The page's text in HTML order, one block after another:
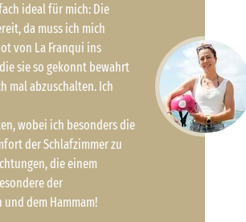
ideal für mich: Die
da muss ich mich
von La Franqui ins
sie so gekonnt bewahrt
mal abzuschalten. Ich
wobei ich besonders die
der Schlafzimmer zu
die einem
der
dem Hammam!